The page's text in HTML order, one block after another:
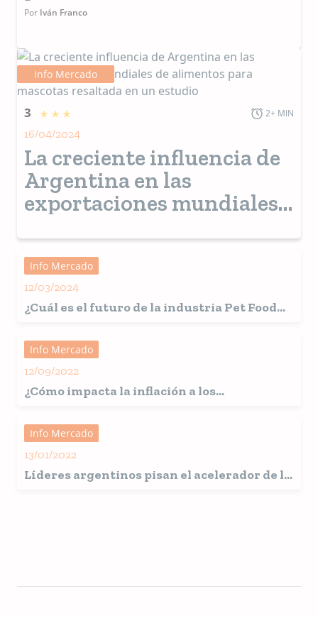
Por Iván Franco
Info Mercado
3 2+ MIN
16/04/2024
La creciente influencia de
Argentina en las
exportaciones mundiales
mascotas resaltada en un
estudio
Info Mercado
12/03/2024
¿Cuál es el futuro de la industria Pet Food
Mercado
Info Mercado
12/09/2022
¿Cómo impacta la inflación a los
Info Mercado
13/01/2022
Líderes argentinos pisan el acelerador de la